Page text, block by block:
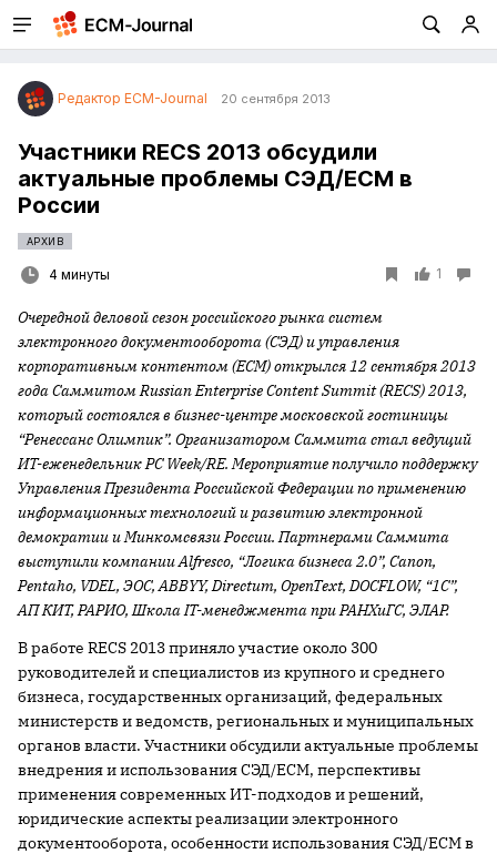
Редактор ECM-Journal 20 сентября 2013
Участники RECS 2013 обсудили
актуальные проблемы СЭД/ECM в
России
АРХИВ
4 минуты 1
Очередной деловой сезон российского рынка систем
электронного документооборота (СЭД) и управления
корпоративным контентом (ECM) открылся 12 сентября 2013
года Саммитом Russian Enterprise Content Summit (RECS) 2013,
который состоялся в бизнес-центре московской гостиницы
“Ренессанс Олимпик”. Организатором Саммита стал ведущий
ИТ-еженедельник PC Week/RE. Мероприятие получило поддержку
Управления Президента Российской Федерациипо применению
информационных технологий и развитию электронной
демократии и Минкомсвязи России. Партнерами Саммита
выступили компании Alfresco, “Логика бизнеса 2.0”, Canon,
Pentaho, VDEL, ЭОС,ABBYY,Directum, OpenText,DOCFLOW, “1С”,
АП КИТ, РАРИО, ШколаIT-менеджмента при РАНХиГС, ЭЛАР.
В работе RECS 2013 приняло участие около 300
руководителей и специалистов из крупного и среднего
бизнеса, государственных организаций, федеральных
министерств и ведомств, региональных и муниципальных
органов власти. Участники обсудили актуальные проблемы
внедрения и использования СЭД/ECM, перспективы
применения современных ИТ-подходов и решений,
юридические аспекты реализации электронного
документооборота, особенности использования СЭД/ECM в